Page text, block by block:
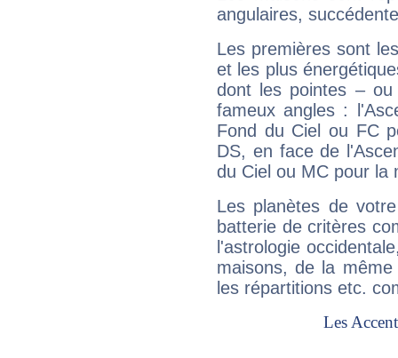
angulaires,
Les premières sont
et les plus
dont les pointes –
fameux angles :
Fond du Ciel ou FC
DS, en face de
du Ciel ou MC pour la
Les planètes de
batterie de critères
l'astrologie
maisons, de la
les répartitions etc.